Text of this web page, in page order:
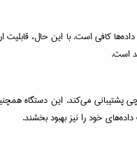
است.
خود را نیز بهبود بخشند.